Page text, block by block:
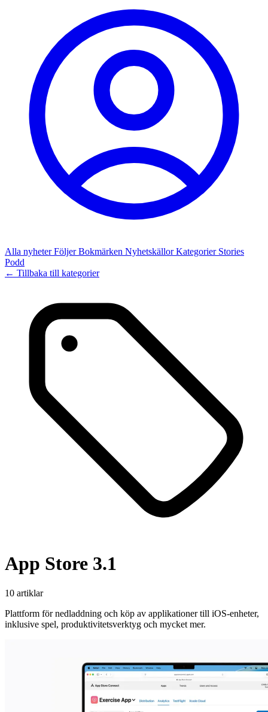
Alla nyheterFöljerBokmärken NyhetskällorKategorier Stories
Podd
← Tillbaka till kategorier
App Store 3.1
10 artiklar
Plattform för nedladdning och köp av applikationer till iOS-enheter,
inklusive spel, produktivitetsverktyg och mycket mer.